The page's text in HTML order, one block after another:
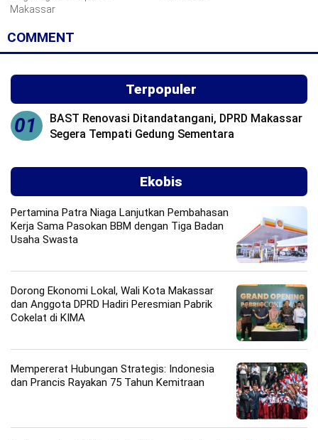
Makassar
COMMENT
Terpopuler
01
BAST Renovasi Ditandatangani, DPRD Makassar
Segera Tempati Gedung Sementara
Ekobis
Pertamina Patra Niaga Lanjutkan Pembahasan
Kerja Sama Pasokan BBM dengan Tiga Badan
Usaha Swasta
Dorong Ekonomi Lokal, Wali Kota Makassar
dan Anggota DPRD Hadiri Peresmian Pabrik
Cokelat di KIMA
Mempererat Hubungan Strategis: Indonesia
dan Prancis Rayakan 75 Tahun Kemitraan